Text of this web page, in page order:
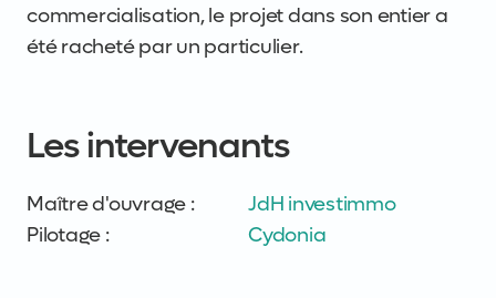
commercialisation, le projet dans son entier a
été racheté par un particulier.
Les intervenants
Maître d'ouvrage :
Pilotage :
JdH investimmo
Cydonia